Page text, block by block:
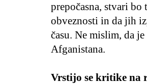
prepočasna, stvari
obveznosti in da jih
času. Ne mislim, da
Afganistana.
Vrstijo se kritike na